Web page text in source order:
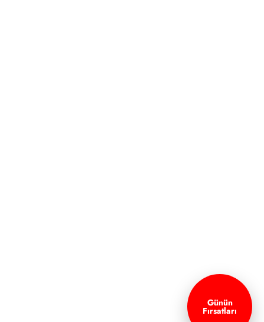
Günün
Fırsatları